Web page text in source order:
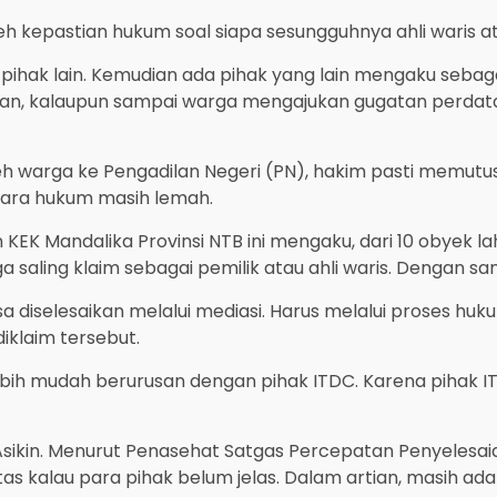
kepastian hukum soal siapa sesungguhnya ahli waris
lain. Kemudian ada pihak yang lain mengaku
kalaupun sampai warga mengajukan gugatan
ke Pengadilan Negeri (PN), hakim pasti
hukum masih lemah.
Mandalika Provinsi NTB ini mengaku, dari 10 obyek
saling klaim sebagai pemilik atau ahli waris. Dengan
melalui mediasi. Harus melalui proses
tersebut.
mudah berurusan dengan pihak ITDC. Karena pihak
Menurut Penasehat Satgas Percepatan
kalau para pihak belum jelas. Dalam artian, masih